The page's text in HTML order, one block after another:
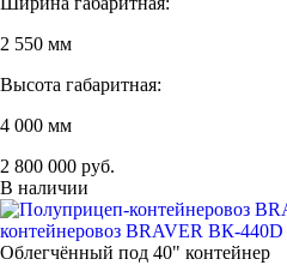
2 550 мм
Высота габаритная:
4 000 мм
2 800 000 руб.
В наличии
контейнеровоз BRAVER BК-440D
Облегчённый под 40" контейнер